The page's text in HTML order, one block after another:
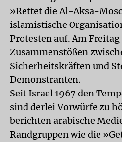
»Rettet die Al-Aksa-
islamistische
Protesten auf. Am
Zusammenstößen
Sicherheitskräften und
Demonstranten.
Seit Israel 1967 den
sind derlei Vorwürfe zu
berichten arabische
Randgruppen wie die